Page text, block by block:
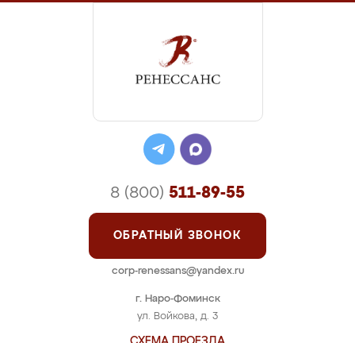
г. Наро-Фоминск
ул. Войкова, д. 3
8 (800) 511-89-55
ОБРАТНЫЙ ЗВОНОК
corp-renessans@yandex.ru